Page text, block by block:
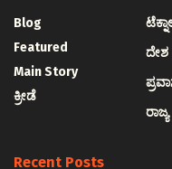
Blog
Featured
Main Story
ಕ್ರೀಡೆ
ದೇಶ
ರಾಜ್ಯ
Recent Posts